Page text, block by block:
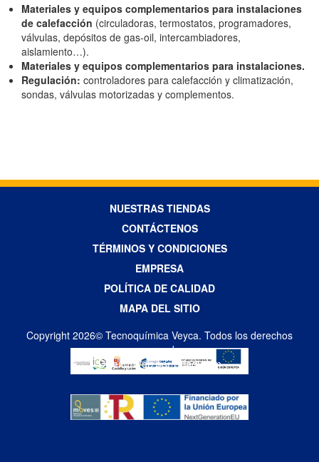
Materiales y equipos complementarios para instalaciones
de calefacción (circuladoras, termostatos, programadores,
válvulas, depósitos de gas-oil, intercambiadores,
aislamiento…).
Materiales y equipos complementarios para instalaciones.
Regulación: controladores para calefacción y climatización,
sondas, válvulas motorizadas y complementos.
NUESTRAS TIENDAS
CONTÁCTENOS
TÉRMINOS Y CONDICIONES
EMPRESA
POLÍTICA DE CALIDAD
MAPA DEL SITIO
Copyright 2026© Tecnoquímica Veyca. Todos los derechos
reservados
Diseño Web por Difadi.com